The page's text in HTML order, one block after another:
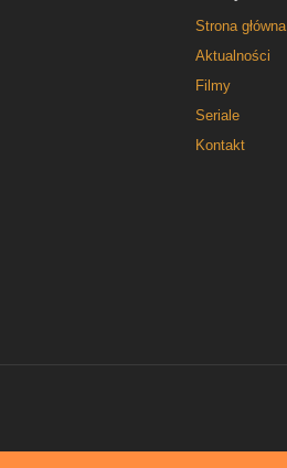
Strona główna
Aktualności
Filmy
Seriale
Kontakt